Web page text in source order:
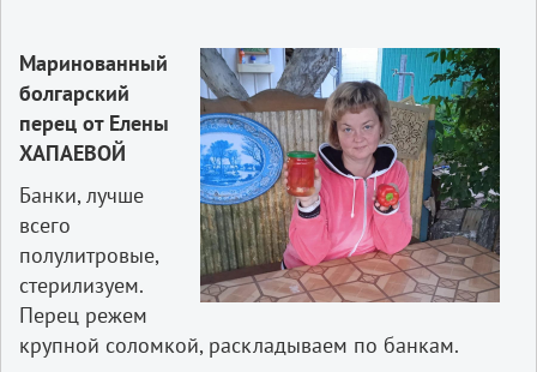
Маринованный
болгарский
перец от Елены
ХАПАЕВОЙ
Банки, лучше
всего
полулитровые,
стерилизуем.
Перец режем
крупной соломкой, раскладываем по банкам.